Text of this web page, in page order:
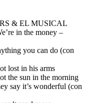
& EL MUSICAL
in the money –
you can do (con
lost in his arms
the sun in the morning
say it’s wonderful (con